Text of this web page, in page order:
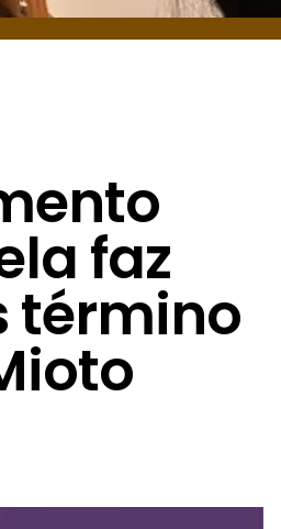
faz
término